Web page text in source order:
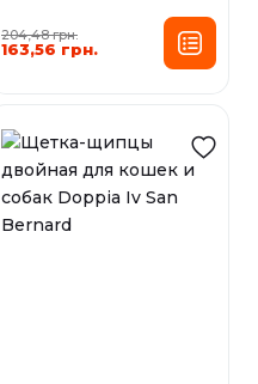
204,48 грн.
163,56 грн.